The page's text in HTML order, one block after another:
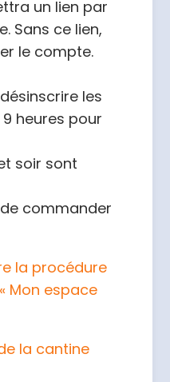
un lien par
Sans ce lien,
le compte.
les
heures pour
soir sont
commander
la procédure
Mon espace
la cantine